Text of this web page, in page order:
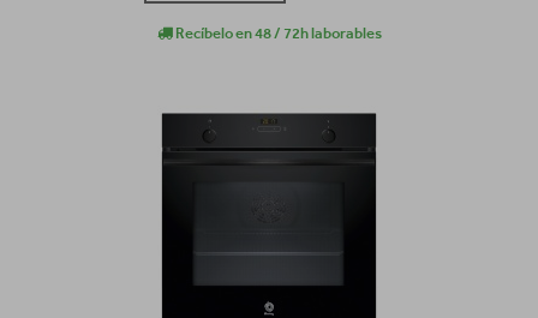
Recíbelo en 48 / 72h laborables